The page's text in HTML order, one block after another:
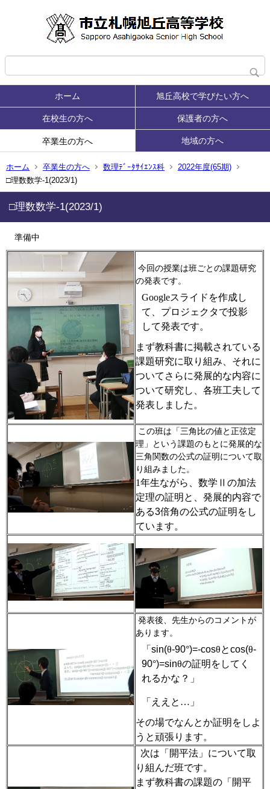
ホーム 旭丘高校で学びたい方へ
在校生の方へ 保護者の方へ
卒業生の方へ 地域の方へ
ホーム 卒業生の方へ 数理ﾃﾞｰﾀｻｲｴﾝｽ科
2022年度(65期)
□理数数学-1(2023/1)
□理数数学-1(2023/1)
準備中
今回の授業は班ごとの課題研究
の発表です。
Googleスライドを作成し
て、プロジェクタで投影
して発表です。
まず教科書に掲載されている
課題研究に取り組み、それに
ついてさらに発展的な内容に
ついて研究し、各班工夫して
発表しました。
この班は「三角比の値と正弦定
理」という課題のもとに発展的な
三角関数の公式の証明について取
り組みました。
1年生ながら、数学Ⅱの加法
定理の証明と、発展的内容で
ある3倍角の公式の証明をし
ています。
発表後、先生からのコメントが
あります。
「 sin(θ-90°)=-cosθとcos(θ-
90°)=sinθの証明をしてく
れるかな？」
「ええと…」
その場でなんとか証明をしよ
うと頑張ります。
次は「開平法」について取
り組んだ班です。
まず教科書の課題の「開平